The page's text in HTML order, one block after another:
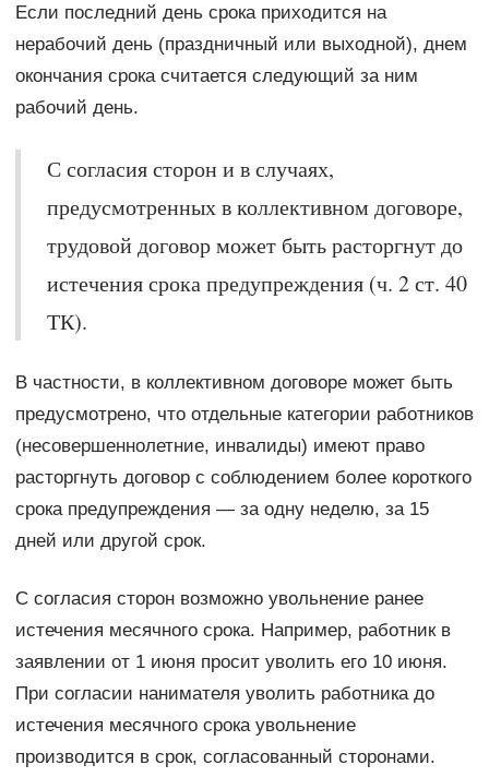
Если последний день срока приходится на
нерабочий день (праздничный или выходной), днем
окончания срока считается следующий за ним
рабочий день.
С согласия сторон и в случаях,
предусмотренных в коллективном договоре,
трудовой договор может быть расторгнут до
истечения срока предупреждения (ч. 2 ст. 40
ТК).
В частности, в коллективном договоре может быть
предусмотрено, что отдельные категории работников
(несовершеннолетние, инвалиды) имеют право
расторгнуть договор с соблюдением более короткого
срока предупреждения — за одну неделю, за 15
дней или другой срок.
С согласия сторон возможно увольнение ранее
истечения месячного срока. Например, работник в
заявлении от 1 июня просит уволить его 10 июня.
При согласии нанимателя уволить работника до
истечения месячного срока увольнение
производится в срок, согласованный сторонами.